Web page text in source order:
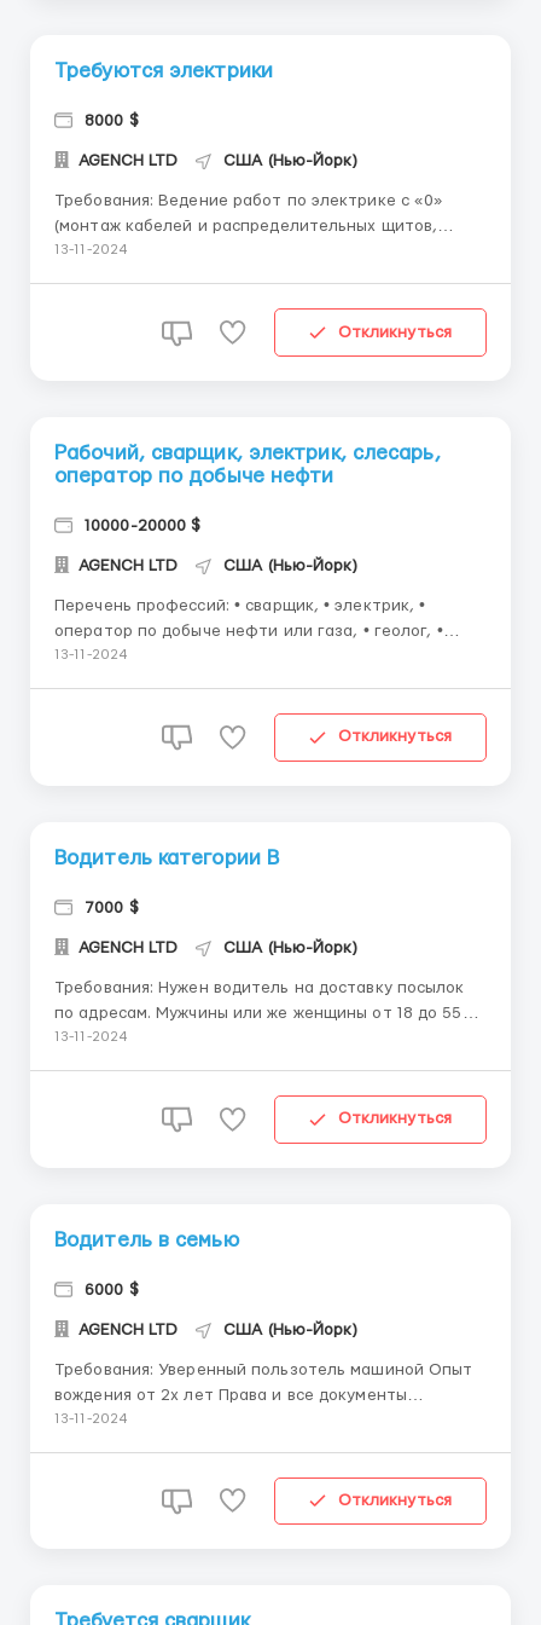
Требуются электрики
8000 $
AGENCH LTD США (Нью-Йорк)
Требования: Ведение работ по электрике с «0»
(монтаж кабелей и распределительных щитов,
монтаж освещения, подключение
Помогаем в оформлении документов; Помощь на
13-11-2024
Откликнуться
Рабочий, сварщик, электрик, слесарь,
оператор по добыче нефти
10000-20000 $
AGENCH LTD США (Нью-Йорк)
Перечень профессий: • сварщик, • электрик, •
оператор по добыче нефти или газа, • геолог, •
бурильщик, • механик, • моторист, • слесарь, •
13-11-2024
Откликнуться
Водитель категории В
7000 $
AGENCH LTD США (Нью-Йорк)
Требования: Нужен водитель на доставку посылок
по адресам. Мужчины или же женщины от 18 до 55
лет. Рабочий график:пн-пт с 8:00 до 17:00
Связывайтесь с нами WhatsApp +14696966561 ...
13-11-2024
Откликнуться
Водитель в семью
6000 $
AGENCH LTD США (Нью-Йорк)
Требования: Уверенный пользотель машиной Опыт
вождения от 2х лет Права и все документы
Коммуникабельность Ответственность
все за наш счёт, машину можете использовать и в
13-11-2024
Откликнуться